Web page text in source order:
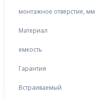
монтажное отверстие, мм
Материал
емкость
Гарантия
Встраиваемый